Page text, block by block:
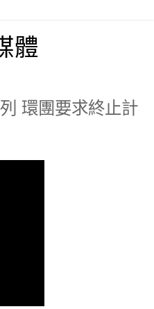
體
環團要求終止計